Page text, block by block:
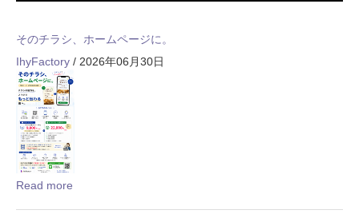
そのチラシ、ホームページに。
IhyFactory / 2026年06月30日
Read more